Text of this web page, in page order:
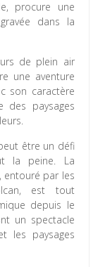
procure une
dans la
de plein air
une aventure
son caractère
des paysages
être un défi
la peine. La
entouré par les
est tout
depuis le
un spectacle
les paysages